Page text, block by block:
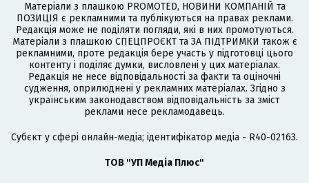
Матеріали з плашкою PROMOTED, НОВИНИ КОМПАНІЙ та
ПОЗИЦІЯ є рекламними та публікуються на правах реклами.
Редакція може не поділяти погляди, які в них промотуються.
Матеріали з плашкою СПЕЦПРОЄКТ та ЗА ПІДТРИМКИ також є
рекламними, проте редакція бере участь у підготовці цього
контенту і поділяє думки, висловлені у цих матеріалах.
Редакція не несе відповідальності за факти та оціночні
судження, оприлюднені у рекламних матеріалах. Згідно з
українським законодавством відповідальність за зміст
реклами несе рекламодавець.
Cубєкт у сфері онлайн-медіа; ідентифікатор медіа - R40-02163.
ТОВ "УП Медіа Плюс"